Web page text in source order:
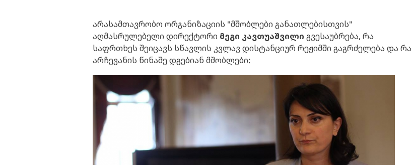
არასამთავრობო ორგანიზაციის "მშობლები განათლებისთვის"
აღმასრულებელი დირექტორი მეგი კავთუაშვილი გვესაუბრება, რა
საფრთხეს შეიცავს სწავლის კვლავ დისტანციურ რეჟიმში გაგრძელება და რა
არჩევანის წინაშე დგებიან მშობლები: